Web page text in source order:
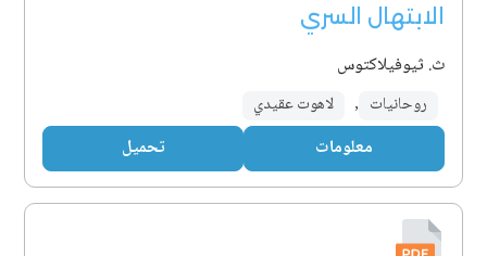
الابتهال السري
ث. ثيوفيلاكتوس
روحانيات , لاهوت عقيدي
معلومات تحميل